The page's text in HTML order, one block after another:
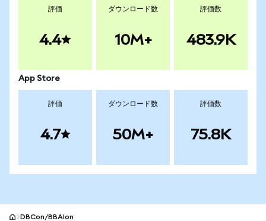
評価
4.4
ダウンロード数
10M+
評価数
483.9K
App Store
評価
4.7
ダウンロード数
50M+
評価数
75.8K
DBCon/BBAIon